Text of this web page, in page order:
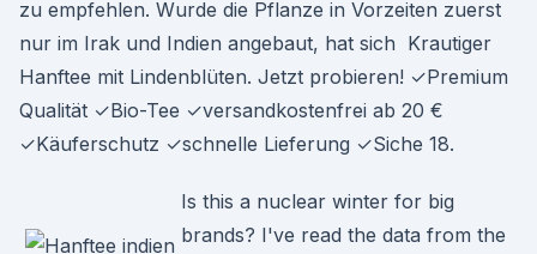
zu empfehlen. Wurde die Pflanze in Vorzeiten zuerst
nur im Irak und Indien angebaut, hat sich Krautiger
Hanftee mit Lindenblüten. Jetzt probieren! ✓Premium
Qualität ✓Bio-Tee ✓versandkostenfrei ab 20 €
✓Käuferschutz ✓schnelle Lieferung ✓Siche 18.
Is this a nuclear winter for big
brands? I've read the data from the